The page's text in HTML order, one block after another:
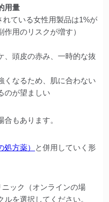
用量
ている女性用製品は1%が
用のリスクが増す）
、頭皮の赤み、一時的な抜
なるため、肌に合わない
のが望ましい
もあります。
方薬）
と併用していく形
ック（オンラインの場
を選択してください。